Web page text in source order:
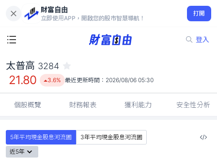
財富自由
立即使用APP，開啟您的股市智慧導航！
打開
登入
21.80
3.6%
太普高 3284
21.80 3.6% 最近更新時間： 2026/08/06 05:30
個股概覽 財務報表 獲利能力 安全性分析
5年平均現金股息河流圖
3年平均現金股息河流圖
近5年